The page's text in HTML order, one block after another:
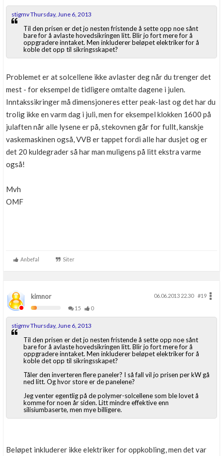
stigmv Thursday, June 6, 2013
Til den prisen er det jo nesten fristende å sette opp noe sånt
bare for å avlaste hovedsikringen litt. Blir jo fort mere for å
oppgradere inntaket. Men inkluderer beløpet elektriker for å
koble det opp til sikringsskapet?
Problemet er at solcellene ikke avlaster deg når du trenger det
mest - for eksempel de tidligere omtalte dagene i julen.
Inntakssikringer må dimensjoneres etter peak-last og det har du
trolig ikke en varm dag i juli, men for eksempel klokken 1600 på
julaften når alle lysene er på, stekovnen går for fullt, kanskje
vaskemaskinen også, VVB er tappet fordi alle har dusjet og er
det 20 kuldegrader så har man muligens på litt ekstra varme
også!
Mvh
OMF
Anbefal Siter
kimnor 06.06.2013 22.30
#19
15
0
stigmv Thursday, June 6, 2013
Til den prisen er det jo nesten fristende å sette opp noe sånt
bare for å avlaste hovedsikringen litt. Blir jo fort mere for å
oppgradere inntaket. Men inkluderer beløpet elektriker for å
koble det opp til sikringsskapet?
Tåler den inverteren flere paneler? I så fall vil jo prisen per kW gå
ned litt. Og hvor store er de panelene?
Jeg venter egentlig på de polymer-solcellene som ble lovet å
komme for noen år siden. Litt mindre effektive enn
silisiumbaserte, men mye billigere.
Beløpet inkluderer ikke elektriker for oppkobling, men det var